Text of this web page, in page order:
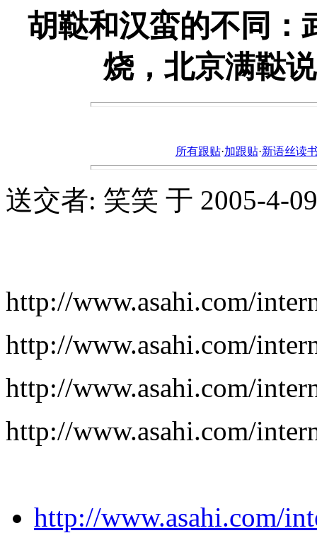
胡鞑和汉蛮的不同：
烧，北京满鞑
所有跟贴·加跟贴·新语丝读
送交者: 笑笑 于 2005-4-
http://www.asahi.com/
http://www.asahi.com/
http://www.asahi.com/
http://www.asahi.com/
http://www.asahi.com/